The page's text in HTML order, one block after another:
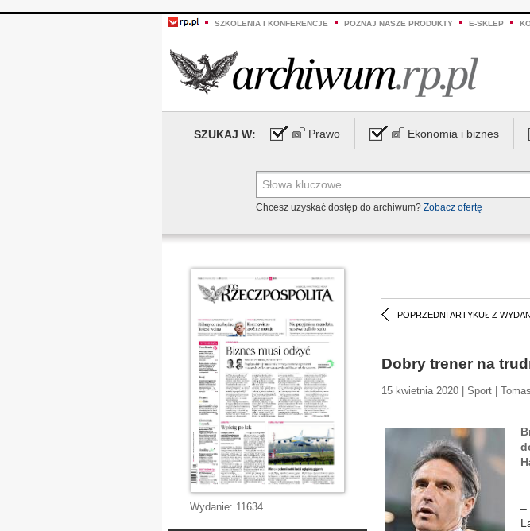
SZKOLENIA I KONFERENCJE POZNAJ NASZE PRODUKTY E-SKLEP
SZUKAJ W: Prawo Ekonomia i biznes
Chcesz uzyskać dostęp do archiwum? Zobacz ofertę
POPRZEDNI ARTYKUŁ Z
Dobry trener na
15 kwietnia 2020 | Sport |
–
Wydanie: 11634